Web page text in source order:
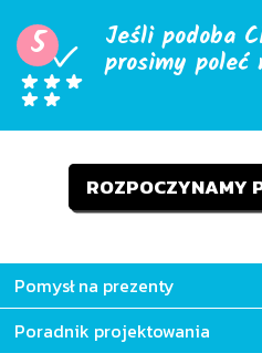
5 Jeśli podoba
prosimy
ROZPOCZYNAMY
Pomysł na prezenty
Poradnik projektowania